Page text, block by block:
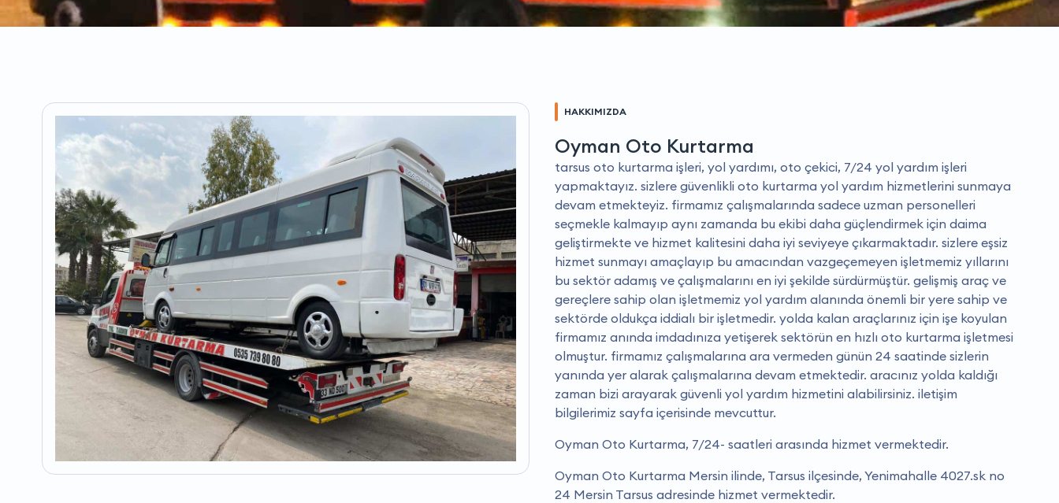
HAKKIMIZDA
Oyman Oto Kurtarma
tarsus oto kurtarma işleri, yol yardımı, oto çekici, 7/24 yol yardım işleri
yapmaktayız. sizlere güvenlikli oto kurtarma yol yardım hizmetlerini sunmaya
devam etmekteyiz. firmamız çalışmalarında sadece uzman personelleri
seçmekle kalmayıp aynı zamanda bu ekibi daha güçlendirmek için daima
geliştirmekte ve hizmet kalitesini daha iyi seviyeye çıkarmaktadır. sizlere eşsiz
hizmet sunmayı amaçlayıp bu amacından vazgeçemeyen işletmemiz yıllarını
bu sektör adamış ve çalışmalarını en iyi şekilde sürdürmüştür. gelişmiş araç ve
gereçlere sahip olan işletmemiz yol yardım alanında önemli bir yere sahip ve
sektörde oldukça iddialı bir işletmedir. yolda kalan araçlarınız için işe koyulan
firmamız anında imdadınıza yetişerek sektörün en hızlı oto kurtarma işletmesi
olmuştur. firmamız çalışmalarına ara vermeden günün 24 saatinde sizlerin
yanında yer alarak çalışmalarına devam etmektedir. aracınız yolda kaldığı
zaman bizi arayarak güvenli yol yardım hizmetini alabilirsiniz. i̇letişim
bilgilerimiz sayfa içerisinde mevcuttur.
Oyman Oto Kurtarma, 7/24- saatleri arasında hizmet vermektedir.
Oyman Oto Kurtarma Mersin ilinde, Tarsus ilçesinde, Yenimahalle 4027.sk no
24 Mersin Tarsus adresinde hizmet vermektedir.